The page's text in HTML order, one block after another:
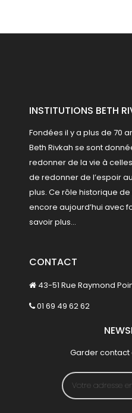
INSTITUTIONS BETH
Fondées il y a plus de 70
Beth Rivkah se sont
redonner de la vie à
de redonner de l’espoir
plus. Ce rôle historique
encore aujourd’hui avec
savoir plus...
CONTACT
43-51 Rue Raymond
01 69 49 62 62
Garder contact